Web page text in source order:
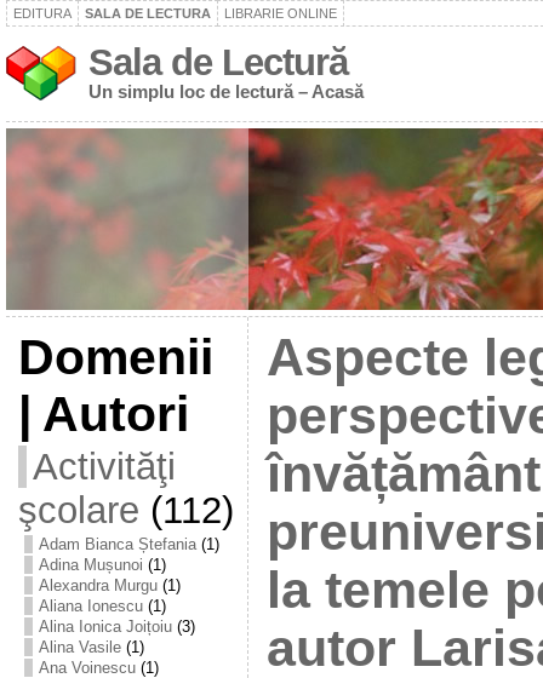
EDITURA SALA DE LECTURA LIBRARIE ONLINE
Sala de Lectură
Un simplu loc de lectură – Acasă
Domenii
| Autori
Activităţi
şcolare (112)
Adam Bianca Ștefania(1)
Adina Mușunoi (1)
Alexandra Murgu(1)
Aliana Ionescu(1)
Alina Ionica Joițoiu(3)
Alina Vasile(1)
Ana Voinescu(1)
Aspecte
la temele
autor